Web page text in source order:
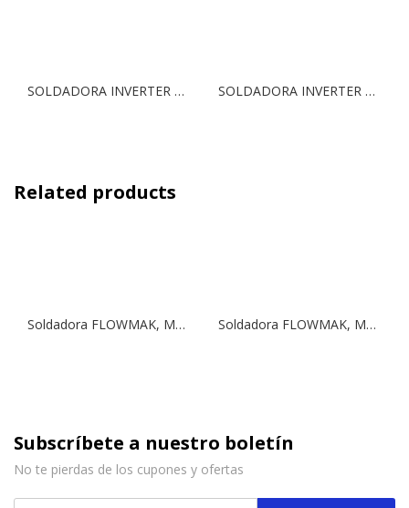
SOLDADORA INVERTER 120AH HYUNDAI SOLDADORA INVERTER 160AH HYUNDAI
Related products
Soldadora FLOWMAK, Modelo MMA-100 | 220V/50Hz Soldadora FLOWMAK, Modelo MMA-120 | 220V/50Hz
Subscríbete a nuestro boletín
No te pierdas de los cupones y ofertas